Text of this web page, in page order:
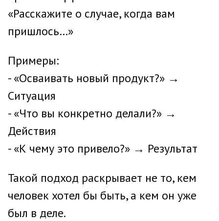
«Расскажите о случае, когда вам
пришлось…»
Примеры:
- «Осваивать новый продукт?» →
Ситуация
- «Что вы конкретно делали?» →
Действия
- «К чему это привело?» → Результат
Такой подход раскрывает не то, кем
человек хотел бы быть, а кем он уже
был в деле.